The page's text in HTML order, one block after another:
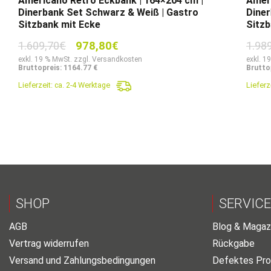
Dinerbank Set Schwarz & Weiß | Gastro
Sitzbank mit Ecke
1.609,70€
Ursprünglicher
Preis
war:
1.609,70€
978,80€
Preis
978,80€.
exkl. 19 % MwSt. zzgl. Versandkosten
Bruttopreis: 1164.77 €
Lieferzeit: ca. 2-4 Werktage
exkl.
SHOP
AGB
Vertrag widerrufen
Versand und Zahlungsbedingungen
SERVICE
Blog &
Rückgabe
Defektes